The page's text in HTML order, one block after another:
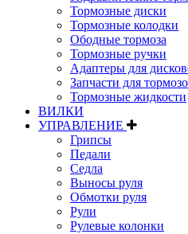
Тормозные диски
Тормозные колодки
Ободные тормоза
Тормозные ручки
Адаптеры для
Запчасти для
Тормозные жидкости
ВИЛКИ
УПРАВЛЕНИЕ
Грипсы
Педали
Седла
Выносы руля
Обмотки руля
Рули
Рулевые колонки